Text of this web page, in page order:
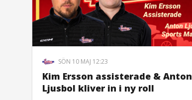
SÖN 10 MAJ 12:23
Kim Ersson assisterade & Anton
Ljusbol kliver in i ny roll